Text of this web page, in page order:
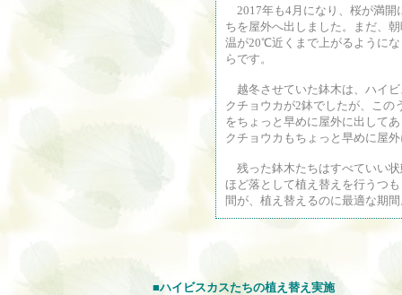
2017年も4月になり、桜が満開
ちを屋外へ出しました。まだ、
温が20℃近くまで上がるように
らです。
越冬させていた鉢木は、ハイ
クチョウカが2鉢でしたが、この
をちょっと早めに屋外に出して
クチョウカもちょっと早めに屋
残った鉢木たちはすべていい
ほど落として植え替えを行うつ
間が、植え替えるのに最適な期
■ハイビスカスたちの植え替え実施